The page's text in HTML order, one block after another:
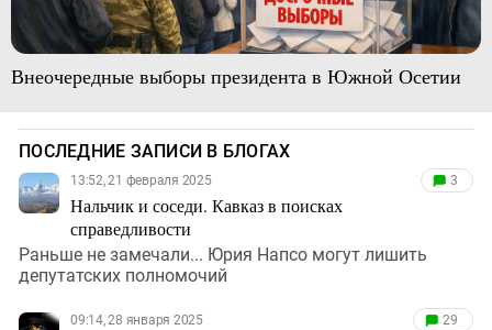
Внеочередные выборы президента в Южной Осетии
ПОСЛЕДНИЕ ЗАПИСИ В БЛОГАХ
13:52, 21 февраля 2025
Нальчик и соседи. Кавказ в поисках
справедливости
3
Раньше не замечали... Юрия Напсо могут лишить
депутатских полномочий
09:14, 28 января 2025 29